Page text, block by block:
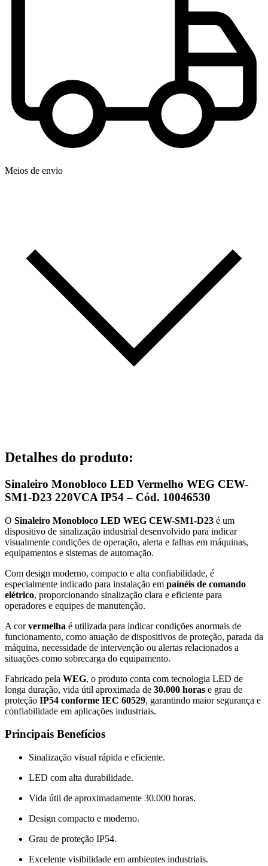
Meios de envio
Detalhes do produto:
Sinaleiro Monobloco LED Vermelho WEG CEW-
SM1-D23 220VCA IP54 – Cód. 10046530
O Sinaleiro Monobloco LED WEG CEW-SM1-D23 é um
dispositivo de sinalização industrial desenvolvido para indicar
visualmente condições de operação, alerta e falhas em máquinas,
equipamentos e sistemas de automação.
Com design moderno, compacto e alta confiabilidade, é
especialmente indicado para instalação em painéis de comando
elétrico, proporcionando sinalização clara e eficiente para
operadores e equipes de manutenção.
A corvermelha é utilizada para indicar condições anormais de
funcionamento, como atuação de dispositivos de proteção, parada da
máquina, necessidade de intervenção ou alertas relacionados a
situações como sobrecarga do equipamento.
Fabricado pela WEG, o produto conta com tecnologia LED de
longa duração, vida útil aproximada de 30.000 horas e grau de
proteção IP54 conforme IEC 60529, garantindo maior segurança e
confiabilidade em aplicações industriais.
Principais Benefícios
Sinalização visual rápida e eficiente.
LED com alta durabilidade.
Vida útil de aproximadamente 30.000 horas.
Design compacto e moderno.
Grau de proteção IP54.
Excelente visibilidade em ambientes industriais.